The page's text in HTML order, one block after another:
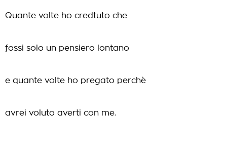
Quante volte ho credtuto che
fossi solo un pensiero lontano
e quante volte ho pregato perchè
avrei voluto averti con me.